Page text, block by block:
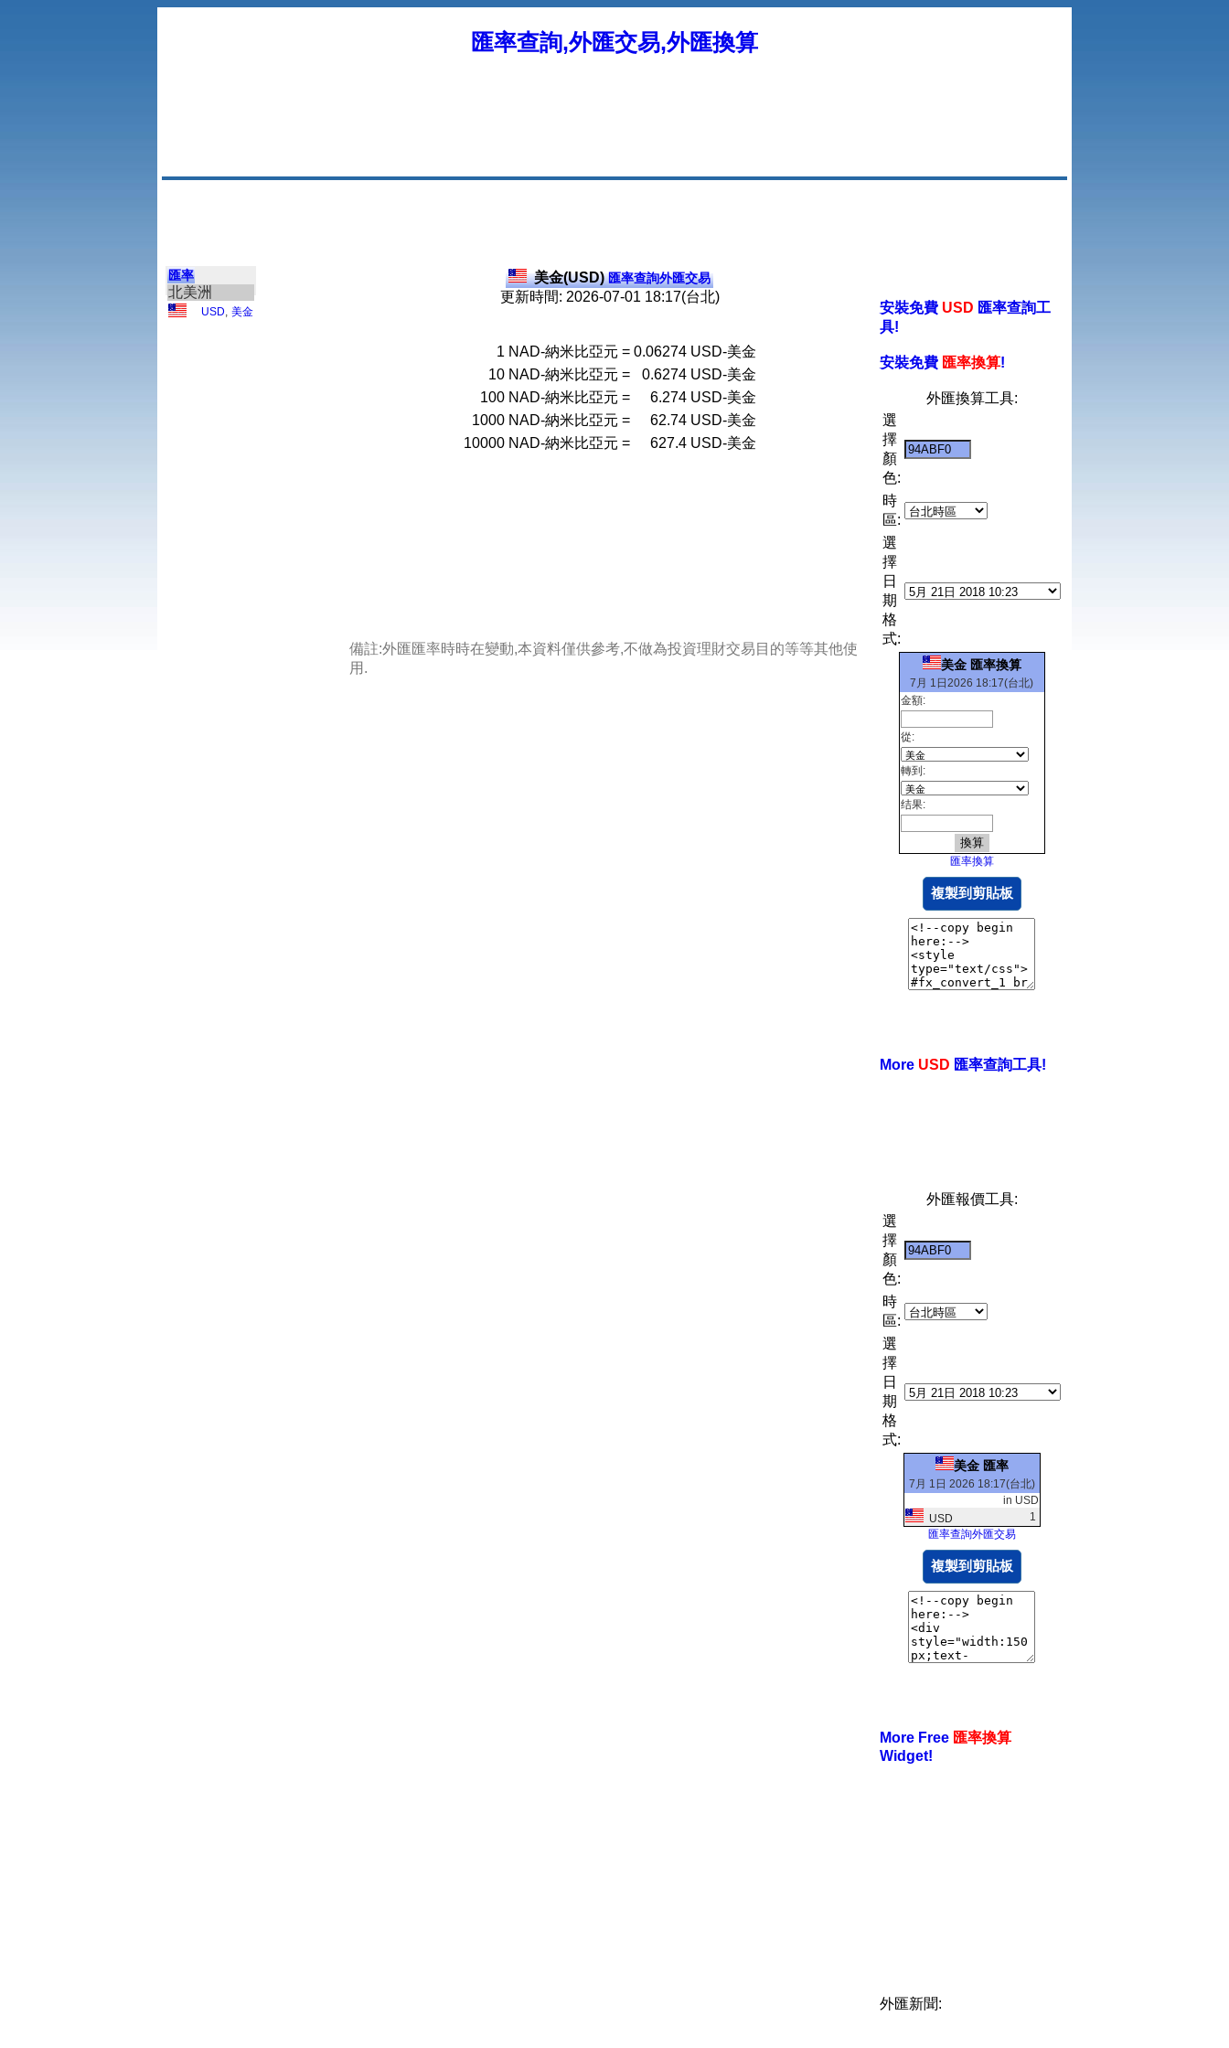
匯率查詢,外匯交易,外匯換算
匯率
北美洲
USD 美金
美金(USD)匯率查詢外匯交易
更新時間: 2026-07-01 18:17(台北)
1 NAD-納米比亞元 = 0.06274 USD-美金
10 NAD-納米比亞元 = 0.6274 USD-美金
100 NAD-納米比亞元 = 6.274 USD-美金
1000 NAD-納米比亞元 = 62.74 USD-美金
10000 NAD-納米比亞元 = 627.4 USD-美金
備註:外匯匯率時時在變動,本資料僅供參考,不做為投資理財交易目的等等其他使
用.
安裝免費 USD 匯率查詢工
具!
安裝免費 匯率換算!
外匯換算工具:
選
擇
顏
色:
時
區:
選
擇
日
期
格
式:
美金 匯率換算
7月 1日2026 18:17(台北)
金額:
從:
轉到:
结果:
匯率換算
複製到剪貼板
More USD 匯率查詢工具!
外匯報價工具:
選
擇
顏
色:
時
區:
選
擇
日
期
格
式:
美金 匯率
7月 1日 2026 18:17(台北)
in USD
USD
1
匯率查詢外匯交易
複製到剪貼板
More Free 匯率換算
Widget!
外匯新聞: